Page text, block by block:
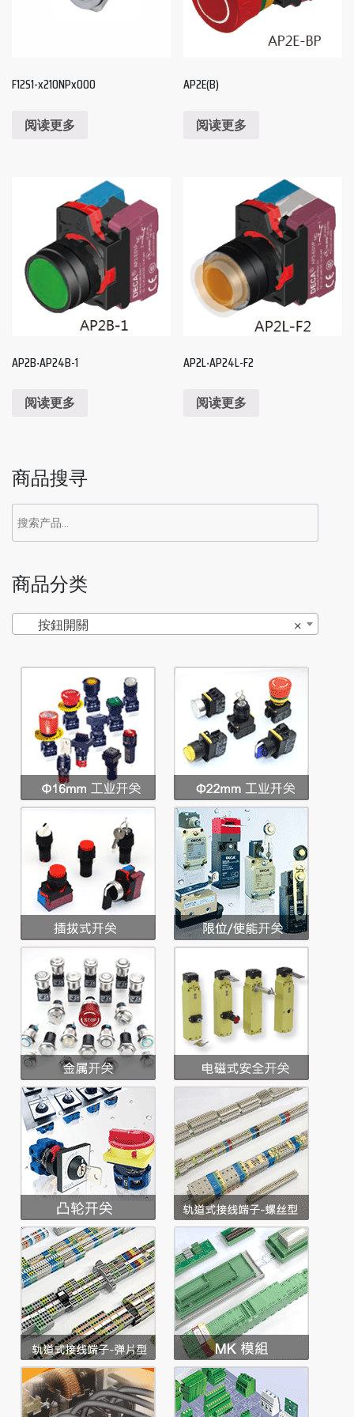
F12S1-x210NPx000
阅读更多
AP2E(B)
阅读更多
AP2B‧AP24B-1
阅读更多
AP2L‧AP24L-F2
阅读更多
商品搜寻
商品分类
×
按鈕開關